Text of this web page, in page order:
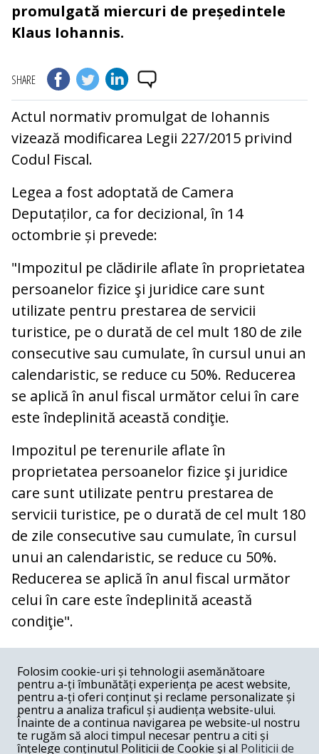
promulgată miercuri de președintele
Klaus Iohannis.
SHARE
Actul normativ promulgat de Iohannis
vizează modificarea Legii 227/2015 privind
Codul Fiscal.
Legea a fost adoptată de Camera
Deputaților, ca for decizional, în 14
octombrie și prevede:
"Impozitul pe clădirile aflate în proprietatea
persoanelor fizice şi juridice care sunt
utilizate pentru prestarea de servicii
turistice, pe o durată de cel mult 180 de zile
consecutive sau cumulate, în cursul unui an
calendaristic, se reduce cu 50%. Reducerea
se aplică în anul fiscal următor celui în care
este îndeplinită această condiţie.
Impozitul pe terenurile aflate în
proprietatea persoanelor fizice şi juridice
care sunt utilizate pentru prestarea de
servicii turistice, pe o durată de cel mult 180
de zile consecutive sau cumulate, în cursul
unui an calendaristic, se reduce cu 50%.
Reducerea se aplică în anul fiscal următor
celui în care este îndeplinită această
condiţie".
COMENTARII
Nume
Email
Folosim cookie-uri și tehnologii asemănătoare
pentru a-ți îmbunătăți experiența pe acest website,
pentru a-ți oferi conținut și reclame personalizate și
pentru a analiza traficul și audiența website-ului.
Înainte de a continua navigarea pe website-ul nostru
te rugăm să aloci timpul necesar pentru a citi și
înțelege conținutul Politicii de Cookie și al Politicii de